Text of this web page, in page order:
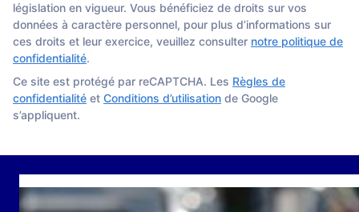
législation en vigueur. Vous bénéficiez de droits sur vos
données à caractère personnel, pour plus d’informations sur
ces droits et leur exercice, veuillez consulter notre politique de
confidentialité.
Ce site est protégé par reCAPTCHA. Les Règles de
confidentialité et Conditions d’utilisation de Google
s’appliquent.